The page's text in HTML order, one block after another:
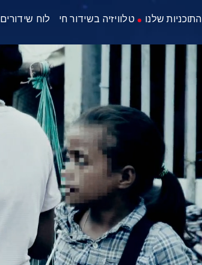
התוכניות שלנו טלוויזיה בשידור חי לוח שידורים